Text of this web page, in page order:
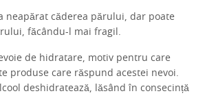
neapărat căderea părului, dar poate
făcându-l mai fragil.
de hidratare, motiv pentru care
produse care răspund acestei nevoi.
deshidratează, lăsând în consecință